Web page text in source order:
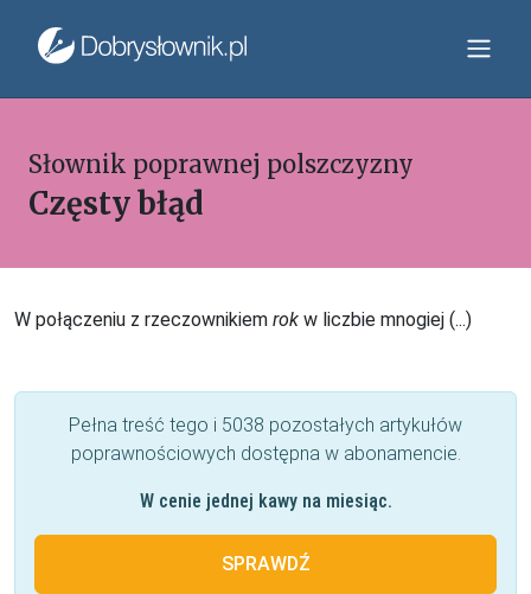
Słownik poprawnej polszczyzny
Częsty błąd
W połączeniu z rzeczownikiem rok w liczbie mnogiej (...)
Pełna treść tego i 5038 pozostałych artykułów
poprawnościowych dostępna w abonamencie.
W cenie jednej kawy na miesiąc.
SPRAWDŹ